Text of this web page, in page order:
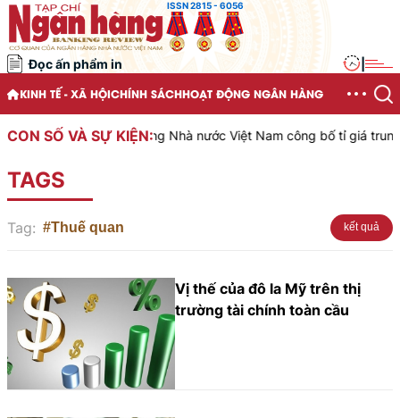
ISSN 2815 - 6056
Đọc ấn phẩm in
KINH TẾ - XÃ HỘICHÍNH SÁCHHOẠT ĐỘNG NGÂN HÀNG
CON SỐ VÀ SỰ KIỆN:Ngân hàng Nhà nước Việt Nam công bố tỉ giá trung
TAGS
Tag: #Thuế quan kết quả
Vị thế của đô la Mỹ trên thị
trường tài chính toàn cầu